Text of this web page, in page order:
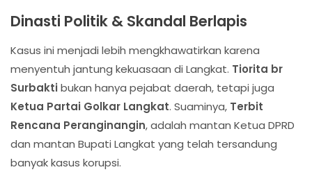
Dinasti Politik & Skandal Berlapis
Kasus ini menjadi lebih mengkhawatirkan karena
menyentuh jantung kekuasaan di Langkat. Tiorita br
Surbaktibukan hanya pejabat daerah, tetapi juga
Ketua Partai Golkar Langkat. Suaminya, Terbit
Rencana Peranginangin, adalah mantan Ketua DPRD
dan mantan Bupati Langkat yang telah tersandung
banyak kasus korupsi.